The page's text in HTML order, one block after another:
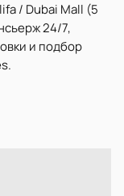
/ Dubai Mall (5
24/7,
и подбор